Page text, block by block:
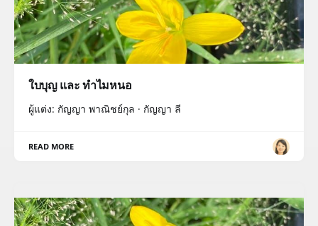
ใบบุญ และ ทำไมหนอ
ผู้แต่ง: กัญญา พาณิชย์กุล · กัญญา ลี
READ MORE